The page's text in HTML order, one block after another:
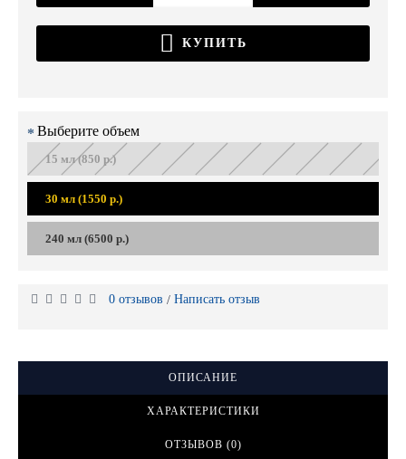
КУПИТЬ
Выберите объем
15 мл (850 р.)
30 мл (1550 р.)
240 мл (6500 р.)
0 отзывов / Написать отзыв
ОПИСАНИЕ
ХАРАКТЕРИСТИКИ
ОТЗЫВОВ (0)